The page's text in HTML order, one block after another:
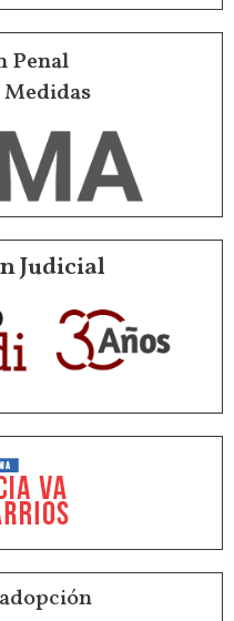
Penal
Judicial